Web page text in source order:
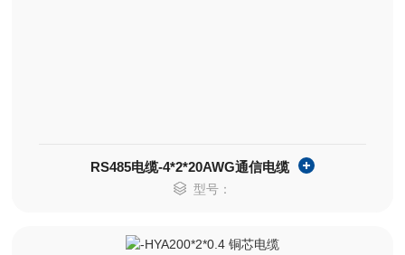
RS485电缆-4*2*20AWG通信电缆
型号：